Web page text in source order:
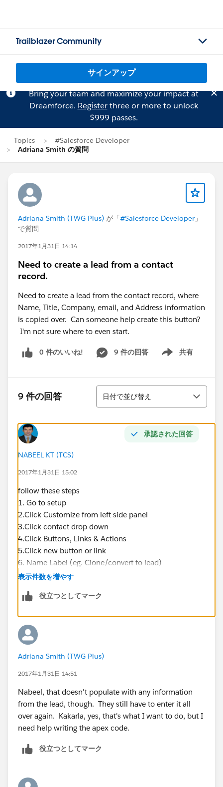
Trailblazer Community
サインアップ
Bring your team and maximize your impact at
Dreamforce. Registerthree or more to unlock
$999 passes.
Topics
#Salesforce Developer
Adriana Smith の質問
Adriana Smith (TWG Plus) が「#Salesforce Developer 」
で質問
2017年1月31日 14:14
Need to create a lead from a contact
record.
Need to create a lead from the contact record, where
Name, Title, Company, email, and Address information
is copied over. Can someone help create this button?
I'm not sure where to even start.
0 件のいいね! 9 件の回答 共有
Show menu
9 件の回答
並び替え
日付で並び替え
承認された回答
NABEEL KT (TCS)
2017年1月31日 15:02
follow these steps
1. Go to setup
2.Click Customize from left side panel
3.Click contact drop down
4.Click Buttons, Links & Actions
5.Click new button or link
6. Name Label (eg. Clone/convert to lead)
7. Enter a description (eg. Clone contact details into
8. Paste in link below into syntax box
name_salutationlea2=
{!Contact.Salutation}&name_lastlea2=
{!Contact.LastName}&name_firstlea2=
{!Contact.FirstName}&lea8={!Contact.Phone}&lea3=
{!Account.Name}&lea11={!Contact.Email}
{!Contact.MailingAddress}&lea16city=
{!Contact.MailingCity}&lea16state=
{!Contact.MailingState}&lea16country=
{!Contact.MailingCountry}&lea16zip=
{!Contact.MailingPostalCode}&lea9=
{!Contact.MobilePhone}&lea10=
9. Check syntax
表示件数を増やす
役立つとしてマーク
Adriana Smith (TWG Plus)
2017年1月31日 14:51
Nabeel, that doesn't populate with any information
from the lead, though. They still have to enter it all
over again. Kakarla, yes, that's what I want to do, but I
need help writing the apex code.
役立つとしてマーク